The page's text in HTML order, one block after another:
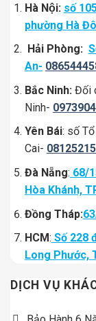
Hà Nội: số
phường Hà
Hải Phòng:
An-
Bắc Ninh: Đối
Ninh-
Yên Bái: số
Cai-
Đà Nẵng: 68/
Hòa Khánh,
Đồng Tháp:
HCM: Số 228
Long Phước,
DỊCH VỤ